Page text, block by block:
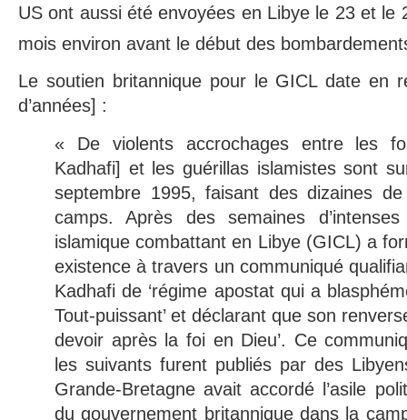
US ont aussi été envoyées en Libye le 23 et le
mois environ avant le début des
Le soutien britannique pour le GICL date en
d’années] :
« De violents accrochages entre les
Kadhafi] et les guérillas islamistes sont
septembre 1995, faisant des dizaines
camps. Après des semaines
islamique combattant en Libye (GICL) a
existence à travers un communiqué
Kadhafi de ‘régime apostat qui a
Tout-puissant’ et déclarant que son
devoir après la foi en Dieu’. Ce
les suivants furent publiés par des
Grande-Bretagne avait accordé l’asile
du gouvernement britannique dans la